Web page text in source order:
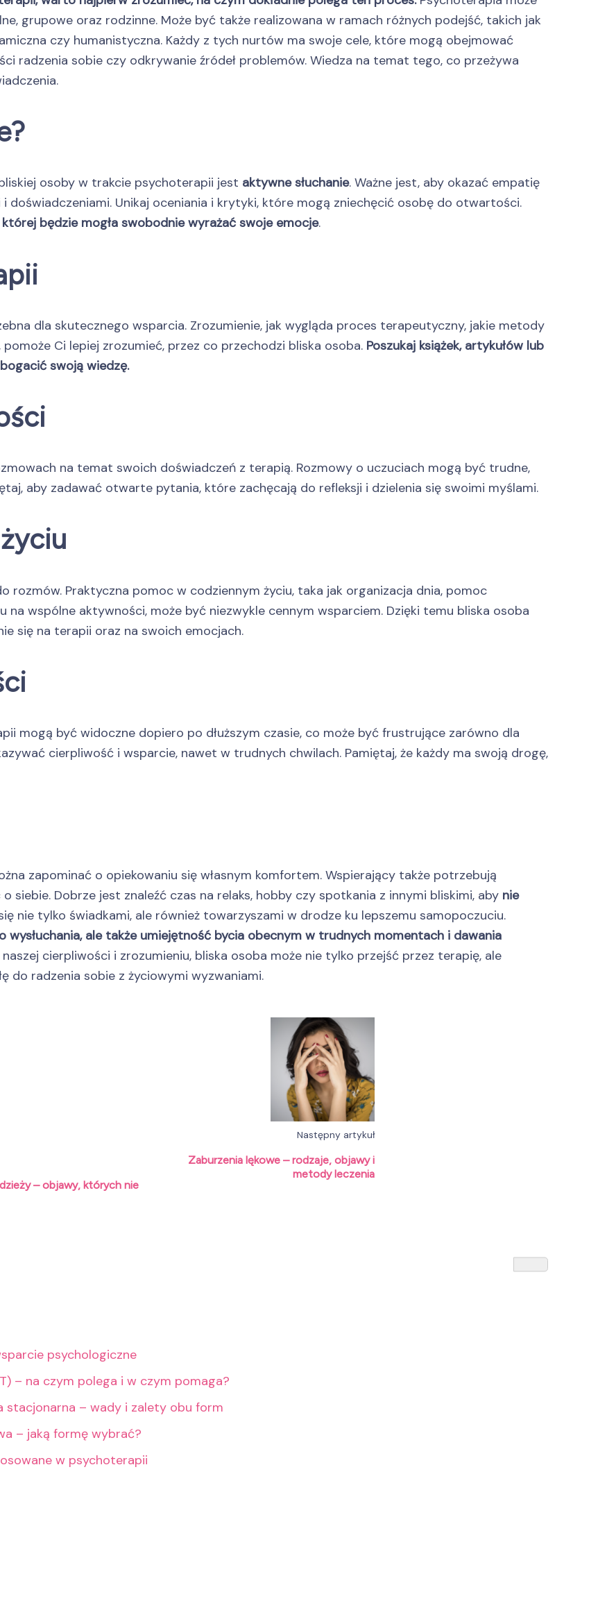
grupowe oraz rodzinne. Może być także realizowana w ramach różnych podejść, takich jak
czy humanistyczna. Każdy z tych nurtów ma swoje cele, które mogą obejmować
radzenia sobie czy odkrywanie źródeł problemów. Wiedza na temat tego, co przeżywa
osoby w trakcie psychoterapii jest aktywne słuchanie. Ważne jest, aby okazać empatię
doświadczeniami. Unikaj oceniania i krytyki, które mogą zniechęcić osobę do otwartości.
będzie mogła swobodnie wyrażać swoje emocje.
dla skutecznego wsparcia. Zrozumienie, jak wygląda proces terapeutyczny, jakie metody
Ci lepiej zrozumieć, przez co przechodzi bliska osoba. Poszukaj książek, artykułów lub
swoją wiedzę.
na temat swoich doświadczeń z terapią. Rozmowy o uczuciach mogą być trudne,
aby zadawać otwarte pytania, które zachęcają do refleksji i dzielenia się swoimi myślami.
rozmów. Praktyczna pomoc w codziennym życiu, taka jak organizacja dnia, pomoc
wspólne aktywności, może być niezwykle cennym wsparciem. Dzięki temu bliska osoba
się na terapii oraz na swoich emocjach.
mogą być widoczne dopiero po dłuższym czasie, co może być frustrujące zarówno dla
cierpliwość i wsparcie, nawet w trudnych chwilach. Pamiętaj, że każdy ma swoją drogę,
zapominać o opiekowaniu się własnym komfortem. Wspierający także potrzebują
siebie. Dobrze jest znaleźć czas na relaks, hobby czy spotkania z innymi bliskimi, aby nie
nie tylko świadkami, ale również towarzyszami w drodze ku lepszemu samopoczuciu.
ale także umiejętność bycia obecnym w trudnych momentach i dawania
cierpliwości i zrozumieniu, bliska osoba może nie tylko przejść przez terapię, ale
do radzenia sobie z życiowymi wyzwaniami.
– objawy, których nie
Następny artykuł
Zaburzenia lękowe – rodzaje, objawy i
metody leczenia
psychologiczne
– na czym polega i w czym pomaga?
stacjonarna – wady i zalety obu form
– jaką formę wybrać?
w psychoterapii